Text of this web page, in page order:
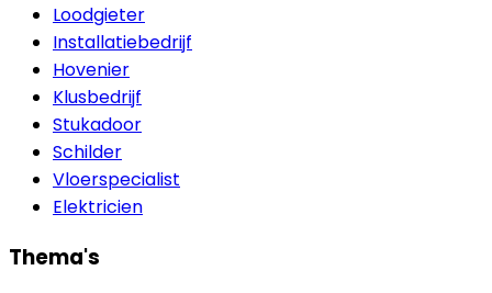
Loodgieter
Installatiebedrijf
Hovenier
Klusbedrijf
Stukadoor
Schilder
Vloerspecialist
Elektricien
Thema's